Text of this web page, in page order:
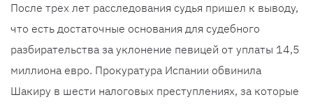
После трех лет расследования судья пришел к выводу,
что есть достаточные основания для судебного
разбирательства за уклонение певицей от уплаты 14,5
миллиона евро. Прокуратура Испании обвинила
Шакиру в шести налоговых преступлениях, за которые